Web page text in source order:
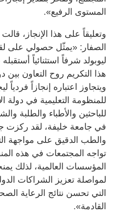
المستوى الرفيع».
وتعليقاً على هذا الإنجاز،
الصفار: «يمثّل حصولي
ليوبولد شرفاً استثنائياً
هذا التكريم روح التعاون بين
ويتجاوز اعتباره إنجازاً
للمنظومة التعليمية في دولة
للباحثين والأطباء والطلبة
في جامعة خليفة، لقد ركزت
والطب الدقيق على مواجهة
تواجه المجتمعات في هذه
المؤسسات العالمية، لذلك
لمواصلة تعزيز الشراكات
التي تحسن نتائج الرعاية
القادمة».